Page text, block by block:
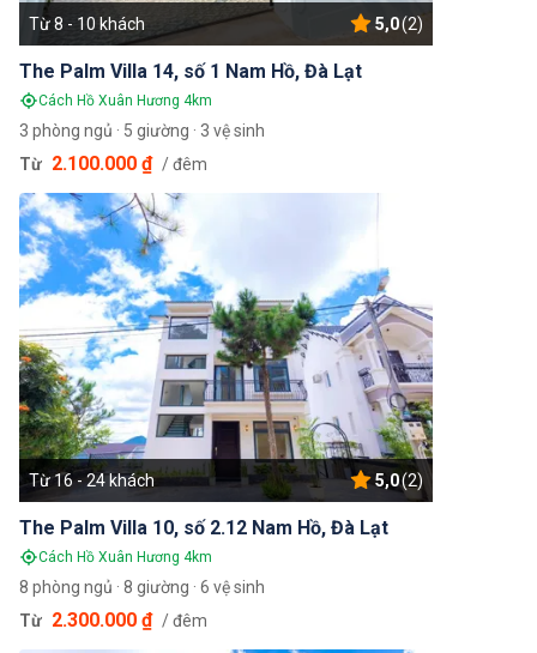
The Palm Villa 14, số 1 Nam Hồ, Đà Lạt
Cách Hồ Xuân Hương 4km
Từ 8 - 10 khách 5,0(2)
3 phòng ngủ · 5 giường · 3 vệ sinh
Từ 2.100.000 ₫ / đêm
The Palm Villa 10, số 2.12 Nam Hồ, Đà Lạt
Cách Hồ Xuân Hương 4km
Từ 16 - 24 khách 5,0(2)
8 phòng ngủ · 8 giường · 6 vệ sinh
Từ 2.300.000 ₫ / đêm